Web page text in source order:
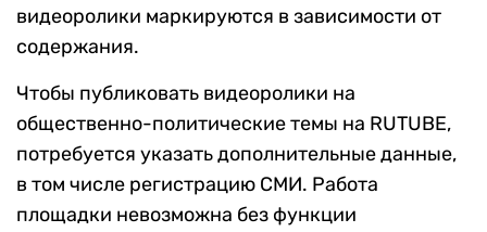
видеоролики маркируются в зависимости от
содержания.
Чтобы публиковать видеоролики на
общественно-политические темы на RUTUBE,
потребуется указать дополнительные данные,
в том числе регистрацию СМИ. Работа
площадки невозможна без функции